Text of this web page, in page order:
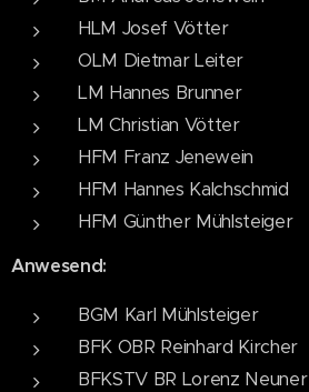
HLM Josef Vötter
OLM Dietmar Leiter
LM Hannes Brunner
LM Christian Vötter
HFM Franz Jenewein
HFM Hannes Kalchschmid
HFM Günther Mühlsteiger
Anwesend:
BGM Karl Mühlsteiger
BFK OBR Reinhard Kircher
BFKSTV BR Lorenz Neuner